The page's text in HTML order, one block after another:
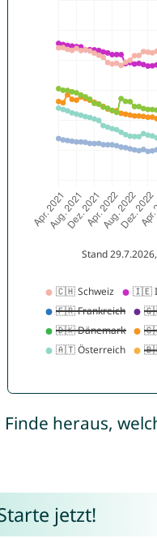
Finde heraus,
jetzt!